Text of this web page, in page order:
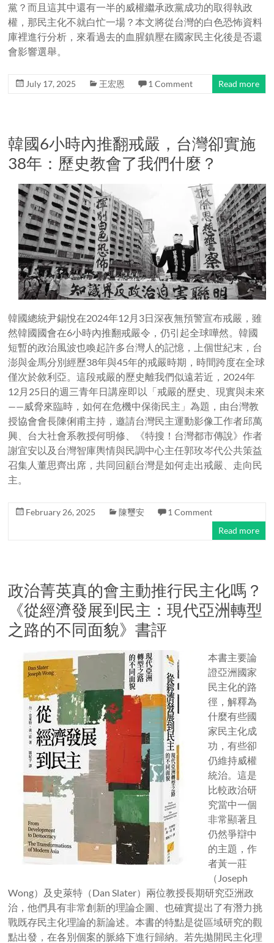
黨？而且這其中還有一半的威權繼承政黨成功的取得執政
權，那民主化不就白忙一場？本文將從台灣的白色恐怖資料
庫裡進行分析，來看過去的血腥鎮壓在國家民主化後是否還
會影響選舉。
July 17, 2025 王宏恩 1 Comment Read more
韓國6小時內推翻戒嚴，台灣卻實施
38年：歷史教會了我們什麼？
韓國總統尹錫悅在2024年12月3日深夜無預警宣布戒嚴，雖
然韓國國會在6小時內推翻戒嚴令，仍引起全球嘩然。韓國
短暫的政治風波也喚起許多台灣人的記憶，上個世紀末，台
澎與金馬分別經歷38年與45年的戒嚴時期，時間跨度在全球
僅次於敘利亞。這段戒嚴的歷史離我們似遠若近，2024年
12月25日的週三青年日講座即以「戒嚴的歷史、現實與未來
——威脅來臨時，如何在危機中保衛民主」為題，由台灣教
授協會會長陳俐甫主持，邀請台灣民主運動影像工作者邱萬
興、台大社會系教授何明修、《特搜！台灣都市傳說》作者
謝宜安以及台灣智庫輿情與民調中心主任郭玫岑代公共策益
召集人董思齊出席，共同回顧台灣是如何走出戒嚴、走向民
主。
February 26, 2025 陳璽安
1 Comment
Read more
政治菁英真的會主動推行民主化嗎？
《從經濟發展到民主：現代亞洲轉型
之路的不同面貌》書評
本書主要論
證亞洲國家
民主化的路
徑，解釋為
什麼有些國
家民主化成
功，有些卻
仍維持威權
統治。這是
比較政治研
究當中一個
非常顯著且
仍然爭辯中
的主題，作
者黃一莊
（Joseph
Wong）及史萊特（Dan Slater）兩位教授長期研究亞洲政
治，他們具有非常創新的理論企圖、也確實提出了有潛力挑
戰既存民主化理論的新論述。本書的特點是從區域研究的觀
點出發，在各別個案的脈絡下進行歸納。若先拋開民主化理